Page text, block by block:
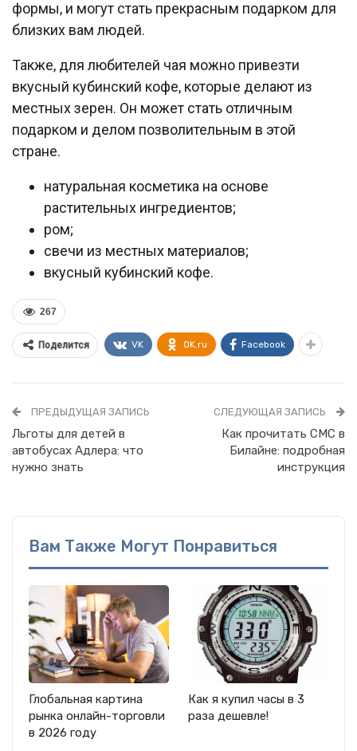
формы, и могут стать прекрасным подарком для
близких вам людей.
Также, для любителей чая можно привезти
вкусный кубинский кофе, которые делают из
местных зерен. Он может стать отличным
подарком и делом позволительным в этой
стране.
натуральная косметика на основе
растительных ингредиентов;
ром;
свечи из местных материалов;
вкусный кубинский кофе.
267
Поделится VK OK.ru Facebook
ПРЕДЫДУЩАЯ ЗАПИСЬ
Льготы для детей в
автобусах Адлера: что
нужно знать
СЛЕДУЮЩАЯ ЗАПИСЬ
Как прочитать СМС в
Билайне: подробная
инструкция
Вам Также Могут Понравиться
Глобальная картина
рынка онлайн-торговли
в 2026 году
Как я купил часы в 3
раза дешевле!